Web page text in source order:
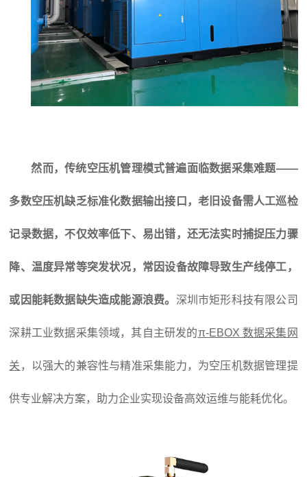
然而，传统空压机管理模式普遍面临数据采集难题——
多数空压机缺乏标准化数据输出接口，老旧设备需人工巡检
记录数据，不仅效率低下、易出错，还无法实时捕捉压力骤
降、温度异常等突发状况，常因设备故障导致生产线停工，
或因能耗数据缺失造成能源浪费。 深圳市矩形科技有限公司
深耕工业数据采集领域，其自主研发的π-EBOX 数据采集网
关 ，以强大的兼容性与精准采集能力，为空压机数据管理提
供专业解决方案，助力企业实现设备高效运维与能耗优化。